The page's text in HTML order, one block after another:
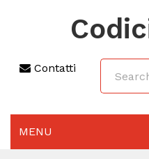
Contatti
MENU